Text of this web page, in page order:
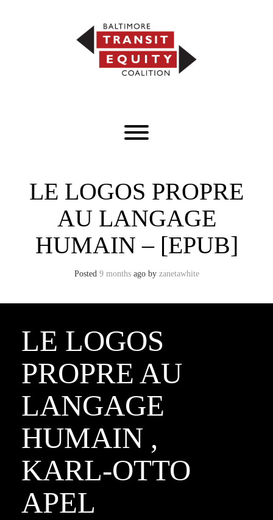
Toggle menu visibility.
LE LOGOS PROPRE
AU LANGAGE
HUMAIN – [EPUB]
Posted 9 monthsago by zanetawhite
LE LOGOS
PROPRE AU
LANGAGE
HUMAIN ,
KARL-OTTO
APEL